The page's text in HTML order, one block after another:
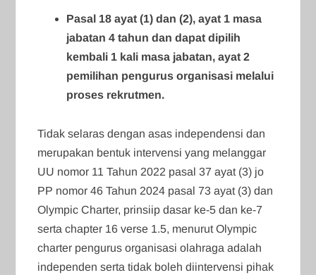
Pasal 18 ayat (1) dan (2), ayat 1 masa
jabatan 4 tahun dan dapat dipilih
kembali 1 kali masa jabatan, ayat 2
pemilihan pengurus organisasi melalui
proses rekrutmen.
Tidak selaras dengan asas independensi dan
merupakan bentuk intervensi yang melanggar
UU nomor 11 Tahun 2022 pasal 37 ayat (3) jo
PP nomor 46 Tahun 2024 pasal 73 ayat (3) dan
Olympic Charter, prinsiip dasar ke-5 dan ke-7
serta chapter 16 verse 1.5, menurut Olympic
charter pengurus organisasi olahraga adalah
independen serta tidak boleh diintervensi pihak